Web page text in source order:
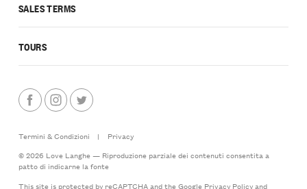
SALES TERMS
TOURS
Termini & Condizioni |
Privacy
© 2026 Love Langhe — Riproduzione parziale dei contenuti consentita a
patto di indicarne la fonte
This site is protected by reCAPTCHA and the Google Privacy Policyand